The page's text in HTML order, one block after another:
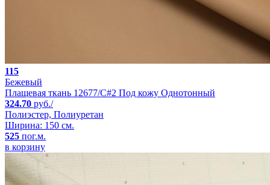
115
Бежевый
Плащевая ткань 12677/C#2 Под кожу Однотонный
324.70 руб./
Полиэстер, Полиуретан
Ширина: 150 см.
525 пог.м.
в корзину